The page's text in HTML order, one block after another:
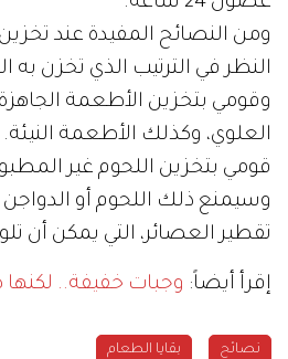
ومن النصائح المفيدة عند
النظر في الترتيب الذي تخزن به
وقومي بتخزين الأطعمة
العلوي، وكذلك الأطعمة
قومي بتخزين اللحوم غير
وسيمنع ذلك اللحوم أو
تقطير العصائر، التي يمكن أن
إقرأ أيضاً: وجبات خفيفة..
نصائح بقايا الطعام